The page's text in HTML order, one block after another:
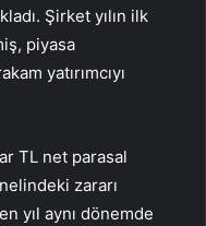
Şirket yılın ilk
piyasa
yatırımcıyı
TL net parasal
zararı
yıl aynı dönemde